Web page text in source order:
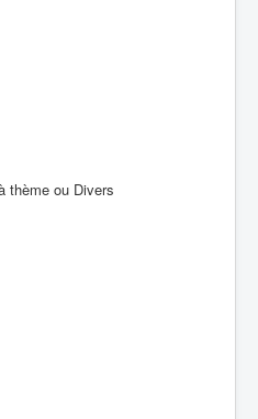
thème ou Divers